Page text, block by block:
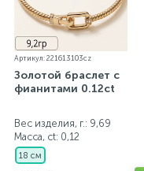
Артикул: 221613103cz
Золотой браслет с
фианитами 0.12ct
Вес изделия, г.: 9,69
Масса, ct: 0,12
18 см